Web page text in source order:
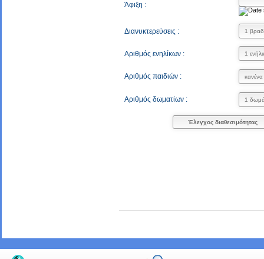
Άφιξη :
Διανυκτερεύσεις :
Αριθμός ενηλίκων :
Αριθμός παιδιών :
Αριθμός δωματίων :
Έλεγχος διαθεσιμότητας